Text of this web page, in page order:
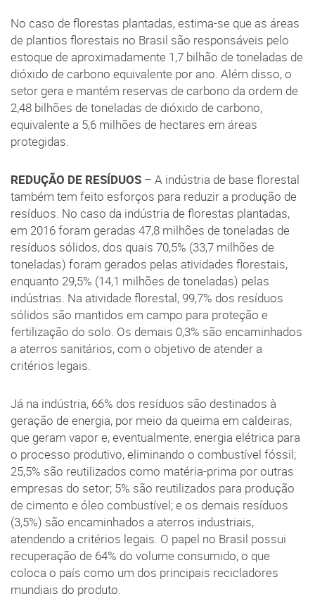
No caso de florestas plantadas, estima-se que as áreas
de plantios florestais no Brasil são responsáveis pelo
estoque de aproximadamente 1,7 bilhão de toneladas de
dióxido de carbono equivalente por ano. Além disso, o
setor gera e mantém reservas de carbono da ordem de
2,48 bilhões de toneladas de dióxido de carbono,
equivalente a 5,6 milhões de hectares em áreas
protegidas.
REDUÇÃO DE RESÍDUOS – A indústria de base florestal
também tem feito esforços para reduzir a produção de
resíduos. No caso da indústria de florestas plantadas,
em 2016 foram geradas 47,8 milhões de toneladas de
resíduos sólidos, dos quais 70,5% (33,7 milhões de
toneladas) foram gerados pelas atividades florestais,
enquanto 29,5% (14,1 milhões de toneladas) pelas
indústrias. Na atividade florestal, 99,7% dos resíduos
sólidos são mantidos em campo para proteção e
fertilização do solo. Os demais 0,3% são encaminhados
a aterros sanitários, com o objetivo de atender a
critérios legais.
Já na indústria, 66% dos resíduos são destinados à
geração de energia, por meio da queima em caldeiras,
que geram vapor e, eventualmente, energia elétrica para
o processo produtivo, eliminando o combustível fóssil;
25,5% são reutilizados como matéria-prima por outras
empresas do setor; 5% são reutilizados para produção
de cimento e óleo combustível; e os demais resíduos
(3,5%) são encaminhados a aterros industriais,
atendendo a critérios legais. O papel no Brasil possui
recuperação de 64% do volume consumido, o que
coloca o país como um dos principais recicladores
mundiais do produto.